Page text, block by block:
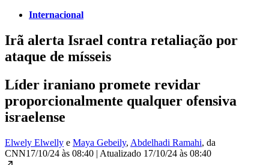
Internacional
Irã alerta Israel contra retaliação por
ataque de mísseis
Líder iraniano promete revidar
proporcionalmente qualquer ofensiva
israelense
Elwely Elwelly e Maya Gebeily, Abdelhadi Ramahi, da
CNN17/10/24 às 08:40 | Atualizado 17/10/24 às 08:40